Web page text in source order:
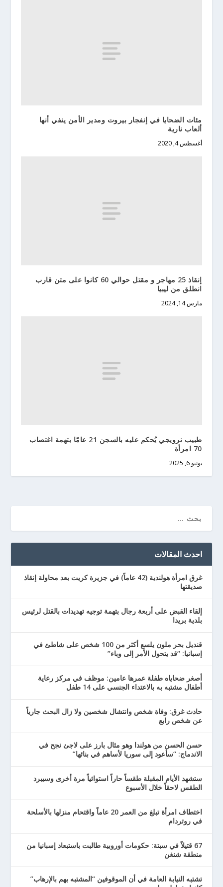
مئات الضحايا في إنفجار بيروت ومدير الأمن ينفي أنها
ألعاب نارية
أغسطس 4, 2020
إنقاذ 25 مهاجر و مقتل حوالي 60 كانوا على متن قارب
انطلق من ليبيا
مارس 14, 2024
طبيب نرويجي يُحكم عليه بالسجن 21 عامًا بتهمة اغتصاب
70 امرأة
يونيو 6, 2025
احدث المقالات
غرق امرأة هولندية (42 عاماً) في جزيرة كريت بعد محاولة إنقاذ
صديقتها
إلقاء القبض على أربعة رجال بتهمة توجيه تهديدات بالقتل لرئيس
بلدية بريدا
قنديل بحر ملون يلسع أكثر من 100 شخص على شاطئ في
إسبانيا: “قد يتحول الأمر إلى وباء”
أصغر ضحاياه طفلة عمرها عامين: موظف في مركز رعاية
أطفال مشتبه به بالاعتداء الجنسي على 14 طفل
حادث غرق: وفاة شخص وانتشال شخصين ولا زال البحث جارياً
عن شخص رابع
حسن الحسن من هولندا وهو مثال بارز على لاجئ نجح في
الاندماج: “سأعود إلى سوريا لأساهم في بنائها”
ستشهد الأيام المقبلة طقساً حاراً استوائياً مرة أخرى وسيبرد
الطقس لاحقاً خلال الأسبوع
اختطاف امرأة تبلغ من العمر 20 عاماً واقتحام منزلها بالأسلحة
في روتردام
67 قتيلاً في سبتة: حكومات أوروبية طالبت باستبعاد إسبانيا من
منطقة شنغن
تشتبه النيابة العامة في أن الموقوفين “المشتبه بهم بالإرهاب”